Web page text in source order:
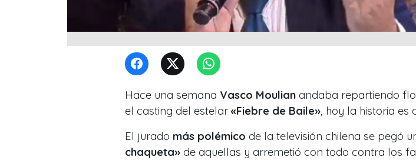
Hace una semana Vasco Moulian andaba repartiendo
el casting del estelar «Fiebre de Baile» , hoy la historia es
El jurado más polémico de la televisión chilena se pegó
chaqueta» de aquellas y arremetió con todo contra los